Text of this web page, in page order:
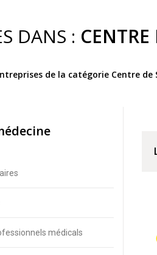
DANS :
de la catégorie Centre de
médicals